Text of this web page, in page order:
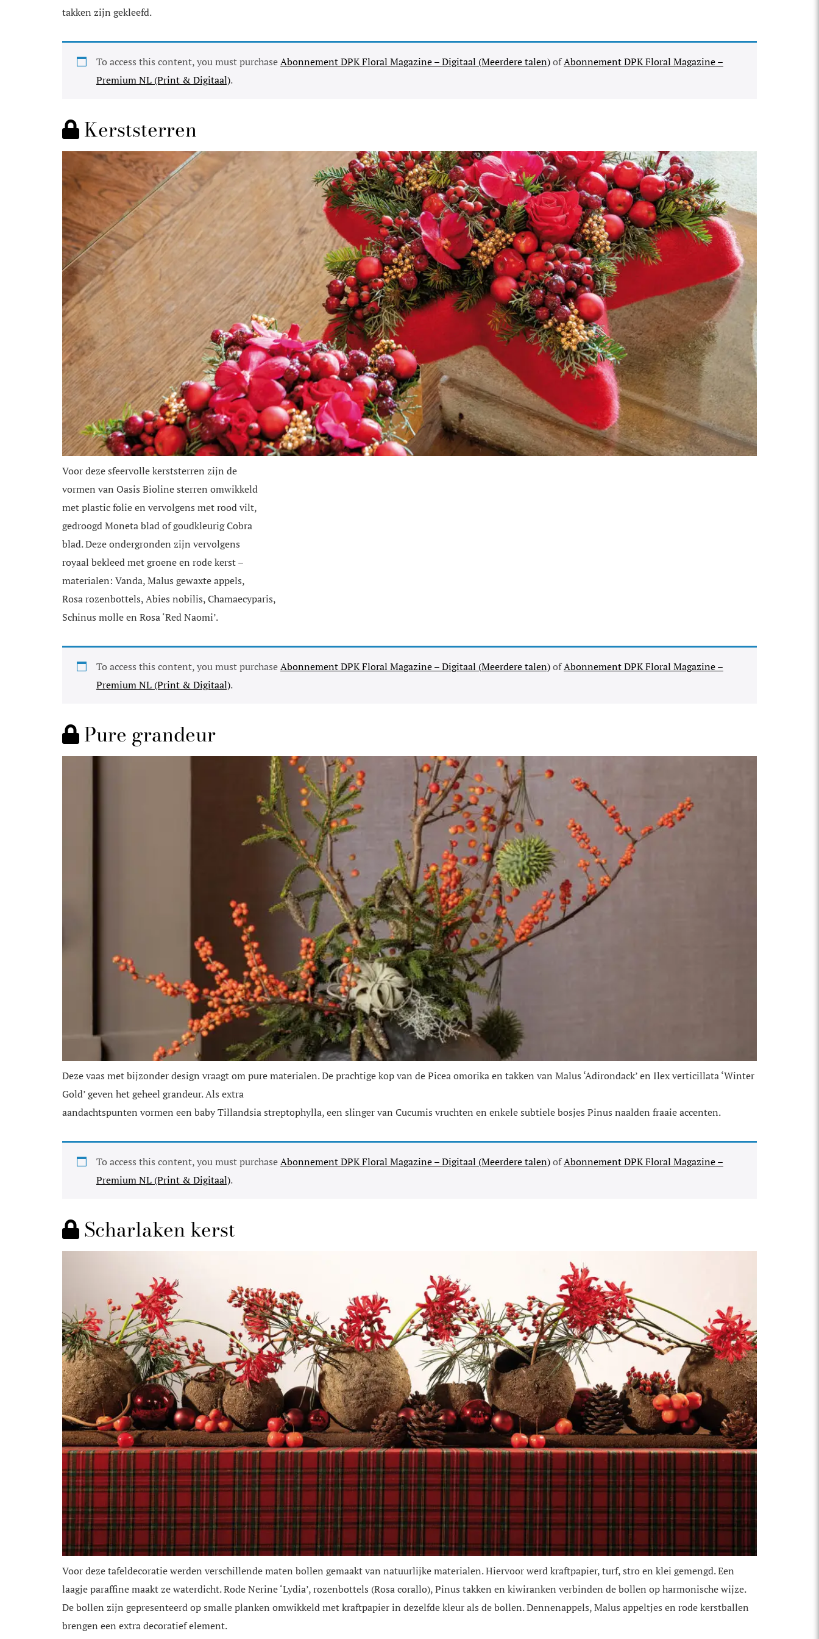
takken zijn gekleefd.
To access this content, you must purchaseAbonnement DPK Floral Magazine – Digitaal (Meerdere talen)ofAbonnement DPK Floral Magazine –
Premium NL (Print & Digitaal).
Kerststerren
Voor deze sfeervolle kerststerren zijn de
vormen van Oasis Bioline sterren omwikkeld
met plastic folie en vervolgens met rood vilt,
gedroogd Moneta blad of goudkleurig Cobra
blad. Deze ondergronden zijn vervolgens
royaal bekleed met groene en rode kerst –
materialen: Vanda, Malus gewaxte appels,
Rosa rozenbottels, Abies nobilis, Chamaecyparis,
Schinus molle en Rosa ‘Red Naomi’.
To access this content, you must purchaseAbonnement DPK Floral Magazine – Digitaal (Meerdere talen)ofAbonnement DPK Floral Magazine –
Premium NL (Print & Digitaal).
Pure grandeur
Deze vaas met bijzonder design vraagt om pure materialen. De prachtige kop van de Picea omorika en takken van Malus ‘Adirondack’ en Ilex verticillata ‘Winter
Gold’ geven het geheel grandeur. Als extra
aandachtspunten vormen een baby Tillandsia streptophylla, een slinger van Cucumis vruchten en enkele subtiele bosjes Pinus naalden fraaie accenten.
To access this content, you must purchaseAbonnement DPK Floral Magazine – Digitaal (Meerdere talen)ofAbonnement DPK Floral Magazine –
Premium NL (Print & Digitaal).
Scharlaken kerst
Voor deze tafeldecoratie werden verschillende maten bollen gemaakt van natuurlijke materialen. Hiervoor werd kraftpapier, turf, stro en klei gemengd. Een
laagje paraffine maakt ze waterdicht. Rode Nerine ‘Lydia’, rozenbottels (Rosa corallo), Pinus takken en kiwiranken verbinden de bollen op harmonische wijze.
De bollen zijn gepresenteerd op smalle planken omwikkeld met kraftpapier in dezelfde kleur als de bollen. Dennenappels, Malus appeltjes en rode kerstballen
brengen een extra decoratief element.